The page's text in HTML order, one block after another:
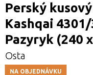
Perský
Kashqai
Pazyryk (240
Osta
NA OBJEDNÁVKU